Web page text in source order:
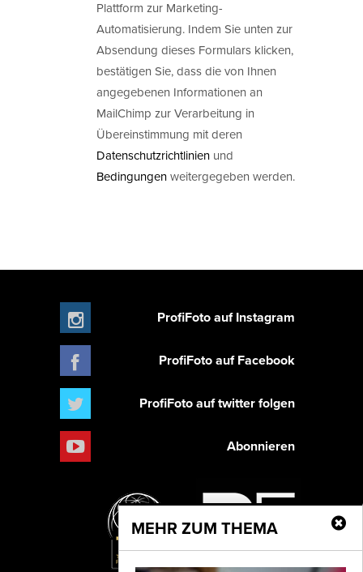
Plattform zur Marketing-
Automatisierung. Indem Sie unten zur
Absendung dieses Formulars klicken,
bestätigen Sie, dass die von Ihnen
angegebenen Informationen an
MailChimp zur Verarbeitung in
Übereinstimmung mit deren
Datenschutzrichtlinien und
Bedingungenweitergegeben werden.
MEHR ZUM THEMA
ProfiFoto auf Instagram
ProfiFoto auf Facebook
ProfiFoto auf twitter folgen
Abonnieren